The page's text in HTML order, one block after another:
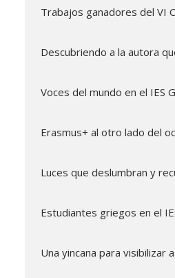
Trabajos ganadores del VI
Descubriendo a la autora
Voces del mundo en el IES
Erasmus+ al otro lado del
Luces que deslumbran y
Estudiantes griegos en el
Una yincana para visibilizar